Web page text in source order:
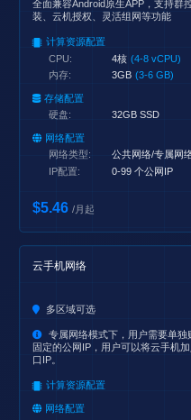
全面兼容Android原生APP，支持群
装、云机授权、灵活组网等功能
计算资源配置
CPU:
4核 (4-8 vCPU)
内存:
3GB (3-6 GB)
存储配置
硬盘:
32GB SSD
网络配置
网络类型:
公共网络/专属网
IP配置:
0-99 个公网IP
$5.46 /月起
云手机网络
多区域可选
专属网络模式下，用户需要单
固定的公网IP，用户可以将云手机
口IP。
计算资源配置
网络配置